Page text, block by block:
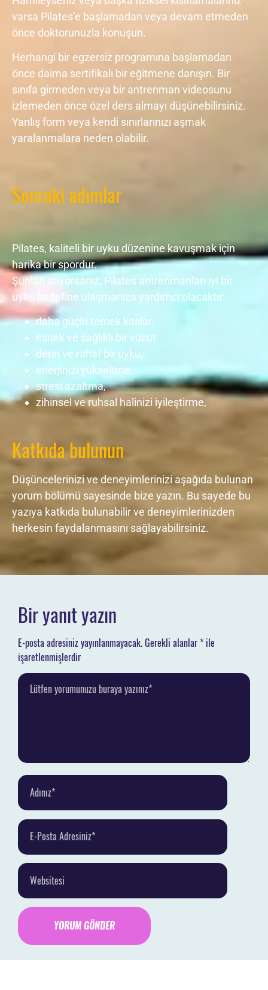
varsa Pilates’e başlamadan veya devam etmeden
önce doktorunuzla konuşun.
Herhangi bir egzersiz programına başlamadan
önce daima sertifikalı bir eğitmene danışın. Bir
sınıfa girmeden veya bir antrenman videosunu
izlemeden önce özel ders almayı düşünebilirsiniz.
Yanlış form veya kendi sınırlarınızı aşmak
yaralanmalara neden olabilir.
Sonraki adımlar
Pilates, kaliteli bir uyku düzenine kavuşmak için
harika bir spordur.
Şunları arıyorsanız, Pilates antrenmanları iyi bir
uyku hedefine ulaşmanıza yardımcı olacaktır:
daha güçlü temek kaslar,
esnek ve sağlıklı bir vücut
derin ve rahat bir uyku,
enerjinizi yükseltme,
stresi azaltma,
zihinsel ve ruhsal halinizi iyileştirme,
Katkıda bulunun
Düşüncelerinizi ve deneyimlerinizi aşağıda bulunan
yorum bölümü sayesinde bize yazın. Bu sayede bu
yazıya katkıda bulunabilir ve deneyimlerinizden
herkesin faydalanmasını sağlayabilirsiniz.
Bir yanıt yazın
E-posta adresiniz yayınlanmayacak.Gerekli alanlar * ile
işaretlenmişlerdir